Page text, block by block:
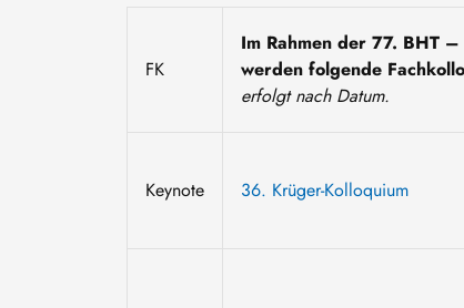
FK
Im Rahmen der 77. BHT
werden folgende
erfolgt nach Datum.
Keynote 36. Krüger-Kolloquium